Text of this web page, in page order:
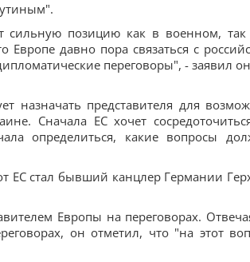
сильную позицию как в военном,
давно пора связаться с
переговоры", - заявил
назначать представителя для
Сначала ЕС хочет
определиться, какие вопросы
ЕС стал бывший канцлер Германии
Европы на переговорах.
он отметил, что "на этот